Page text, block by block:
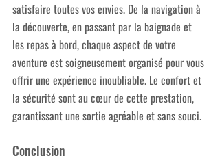
satisfaire toutes vos envies. De la navigation à
la découverte, en passant par la baignade et
les repas à bord, chaque aspect de votre
aventure est soigneusement organisé pour vous
offrir une expérience inoubliable. Le confort et
la sécurité sont au cœur de cette prestation,
garantissant une sortie agréable et sans souci.
Conclusion